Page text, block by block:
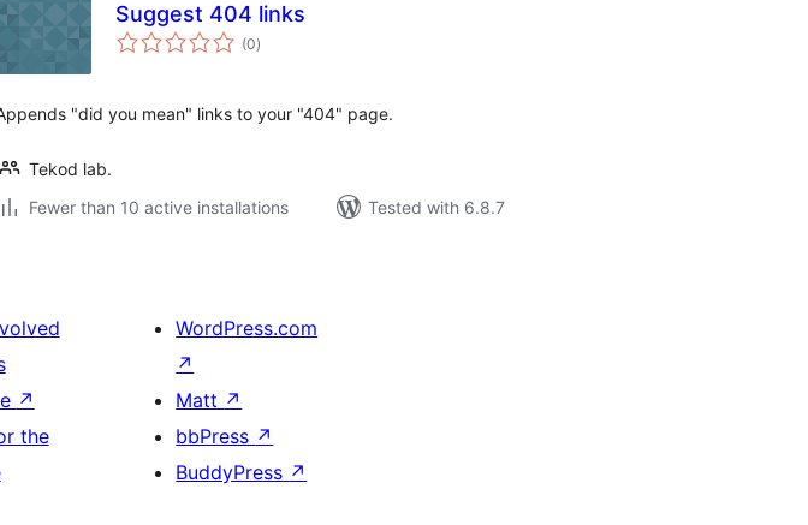
Suggest 404 links
(0total
ratings
)
"did you mean" links to your "404" page.
Tekod lab.
Fewer than 10 active installations
Tested with 6.8.7
↗
the
WordPress.com
↗
Matt ↗
bbPress ↗
BuddyPress ↗